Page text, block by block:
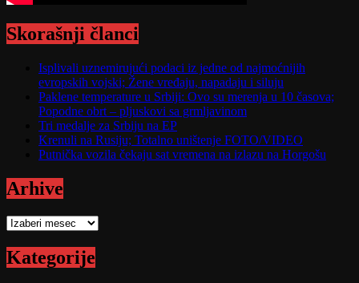
Skorašnji članci
Isplivali uznemirujući podaci iz jedne od najmoćnijih
evropskih vojski; Žene vređaju, napadaju i siluju
Paklene temperature u Srbiji: Ovo su merenja u 10 časova;
Popodne obrt – pljuskovi sa grmljavinom
Tri medalje za Srbiju na EP
Krenuli na Rusiju; Totalno uništenje FOTO/VIDEO
Putnička vozila čekaju sat vremena na izlazu na Horgošu
Arhive
Arhive
Kategorije